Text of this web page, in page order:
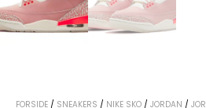
FORSIDE / SNEAKERS / NIKE SKO / JORDAN /